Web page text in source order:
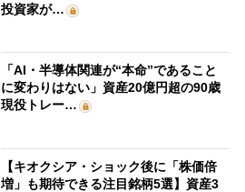
投資家が…
「AI・半導体関連が“本命”であること
に変わりはない」資産20億円超の90歳
現役トレー…
【キオクシア・ショック後に「株価倍
増」も期待できる注目銘柄5選】資産3